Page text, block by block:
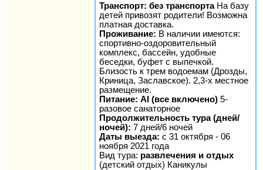
Транспорт: без транспортаНа базу
детей привозят родители! Возможна
платная доставка.
Проживание: В наличии имеются:
спортивно-оздоровительный
комплекс, бассейн, удобные
беседки, буфет с выпечкой.
Близость к трем водоемам (Дрозды,
Криница, Заславское). 2,3-х местное
размещение.
Питание: AI (все включено) 5-
разовое санаторное
Продолжительность тура (дней/
ночей): 7 дней/6 ночей
Даты выезда: с 31 октября - 06
ноября 2021 года
Вид тура: развлечения и отдых
(детский отдых) Каникулы